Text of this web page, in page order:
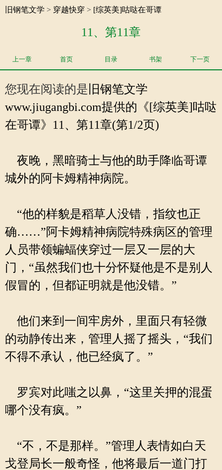
旧钢笔文学 > 穿越快穿 > [综英美]咕哒在哥谭
11、第11章
上一章 首页 目录 书架 下一页
您现在阅读的是 旧钢笔文学
www.jiugangbi.com提供的《[综英美]咕哒
在哥谭》11、第11章(第1/2页)
夜晚，黑暗骑士与他的助手降临哥谭
城外的阿卡姆精神病院。
“他的样貌是稻草人没错，指纹也正
确……”阿卡姆精神病院特殊病区的管理
人员带领蝙蝠侠穿过一层又一层的大
门，“虽然我们也十分怀疑他是不是别人
假冒的，但都证明就是他没错。”
他们来到一间牢房外，里面只有轻微
的动静传出来，管理人摇了摇头，“我们
不得不承认，他已经疯了。”
罗宾对此嗤之以鼻，“这里关押的混蛋
哪个没有疯。”
“不，不是那样。”管理人表情如白天
戈登局长一般奇怪，他将最后一道门打